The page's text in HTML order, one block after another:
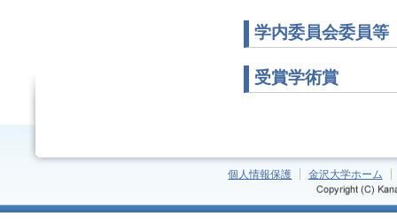
学内委員会委員等
受賞学術賞
個人情報保護 金沢大学ホーム